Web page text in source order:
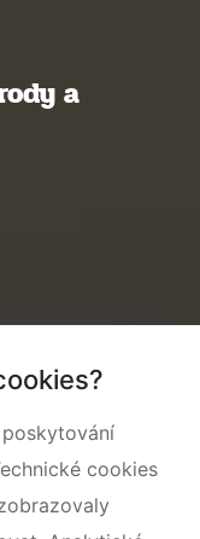
a
cookies